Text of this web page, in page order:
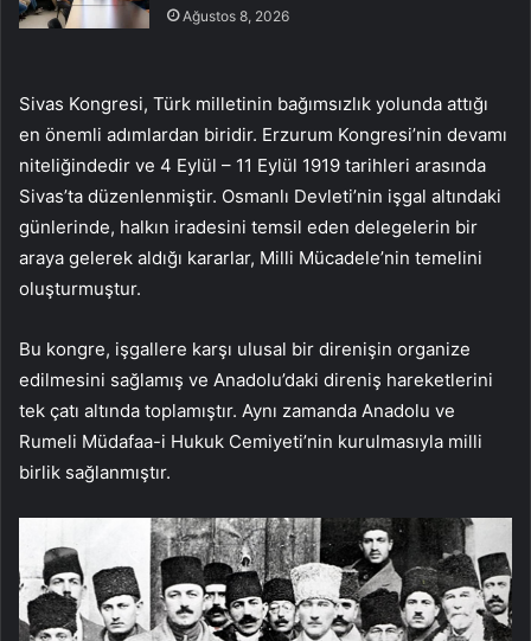
Ağustos 8, 2026
Sivas Kongresi, Türk milletinin bağımsızlık yolunda attığı
en önemli adımlardan biridir. Erzurum Kongresi’nin devamı
niteliğindedir ve 4 Eylül – 11 Eylül 1919 tarihleri arasında
Sivas’ta düzenlenmiştir. Osmanlı Devleti’nin işgal altındaki
günlerinde, halkın iradesini temsil eden delegelerin bir
araya gelerek aldığı kararlar, Milli Mücadele’nin temelini
oluşturmuştur.
Bu kongre, işgallere karşı ulusal bir direnişin organize
edilmesini sağlamış ve Anadolu’daki direniş hareketlerini
tek çatı altında toplamıştır. Aynı zamanda Anadolu ve
Rumeli Müdafaa-i Hukuk Cemiyeti’nin kurulmasıyla milli
birlik sağlanmıştır.